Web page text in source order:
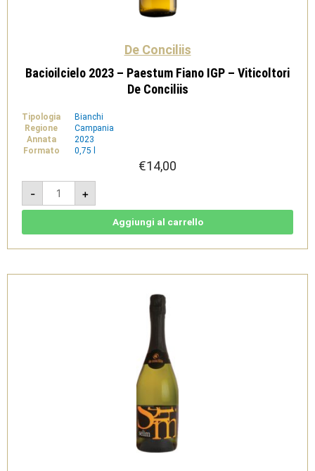
De Conciliis
Bacioilcielo 2023 – Paestum Fiano IGP – Viticoltori
De Conciliis
Tipologia
Bianchi
Regione
Campania
Annata
2023
Formato
0,75 l
€14,00
-
Bacioilcielo
2023
-
Paestum
Viticoltori
quantità
+
Aggiungi al carrello